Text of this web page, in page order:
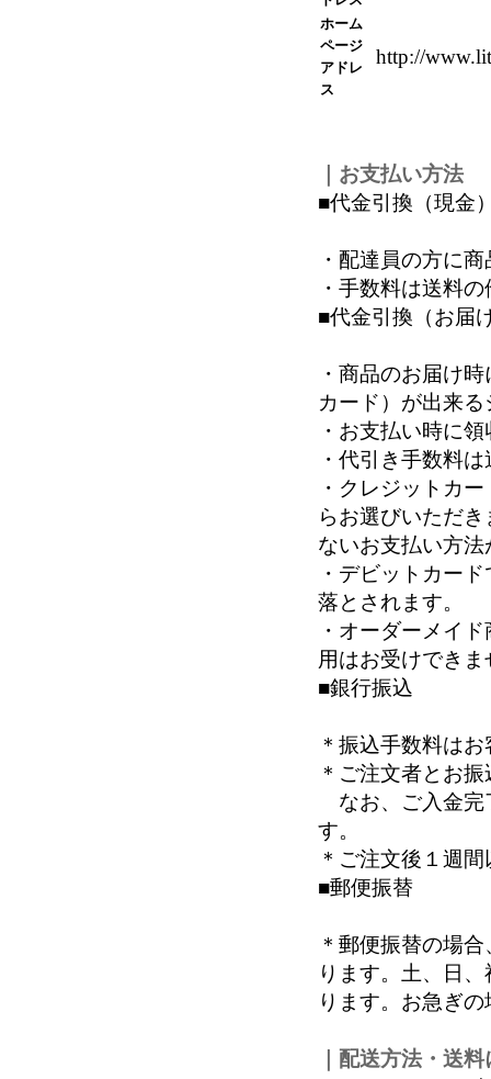
ホーム
ページ
アドレ
ス
http://
｜お支払い方法
■代金引換（現金
・配達員の方に
・手数料は送料
■代金引換（お届
・商品のお届け
カード）が出来
・お支払い時に
・代引き手数料
・クレジットカ
らお選びいただ
ないお支払い方
・デビットカー
落とされます。
・オーダーメイ
用はお受けできま
■銀行振込
＊振込手数料は
＊ご注文者とお
なお、ご入金完
す。
＊ご注文後１週
■郵便振替
＊郵便振替の場
ります。土、日
ります。お急ぎ
｜配送方法・送